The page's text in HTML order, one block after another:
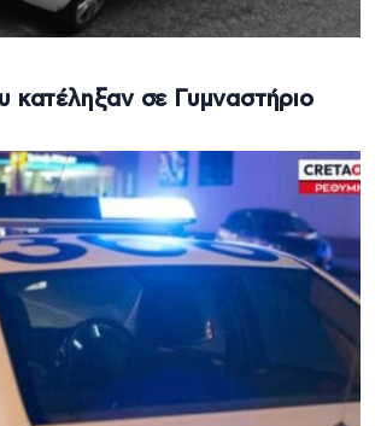
κατέληξαν σε Γυμναστήριο